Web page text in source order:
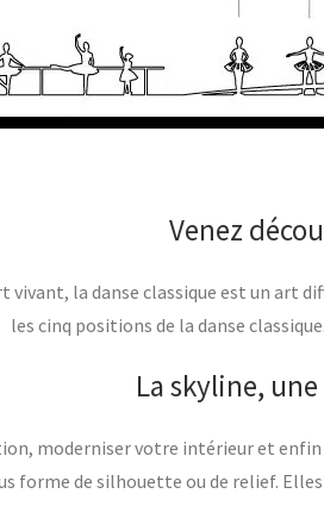
Venez
vivant, la danse classique est un
les cinq positions de la danse
La skyline,
moderniser votre intérieur et
forme de silhouette ou de relief.